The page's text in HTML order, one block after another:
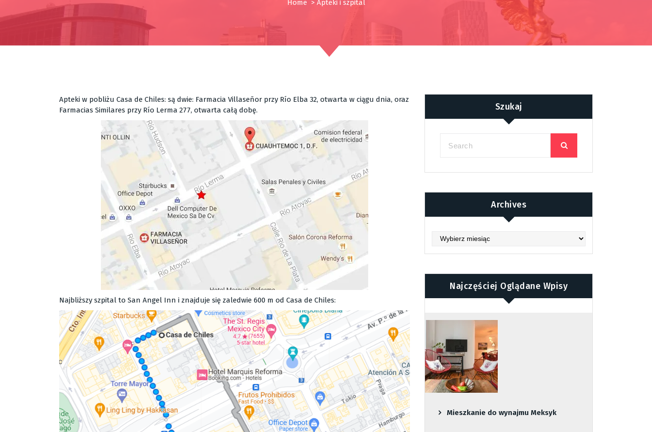
Home > Apteki i szpital
Apteki w pobliżu Casa de Chiles: są dwie: Farmacia Villaseñor przy Río Elba 32, otwarta w ciągu dnia, oraz
Farmacias Similares przy Río Lerma 277, otwarta całą dobę.
Najbliższy szpital to San Angel Inn i znajduje się zaledwie 600 m od Casa de Chiles:
Szukaj
Archives
Archives
Najczęściej Oglądane Wpisy
Mieszkanie do wynajmu Meksyk